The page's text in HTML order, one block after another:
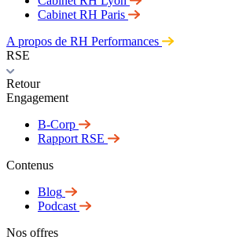
Cabinet RH Paris
A propos de RH Performances
RSE
Retour
Engagement
B-Corp
Rapport RSE
Contenus
Blog
Podcast
Nos offres